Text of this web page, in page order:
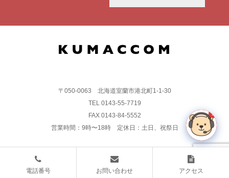
〒050-0063 北海道室蘭市港北町1-1-30
TEL 0143-55-7719
FAX 0143-84-5552
営業時間：9時〜18時 定休日：土日、祝祭日
電話番号 お問い合わせ アクセス
1